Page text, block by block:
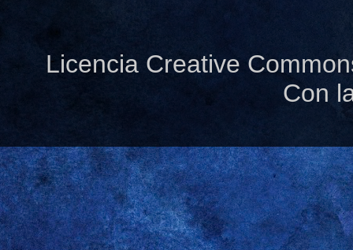
Licencia Creative
Con